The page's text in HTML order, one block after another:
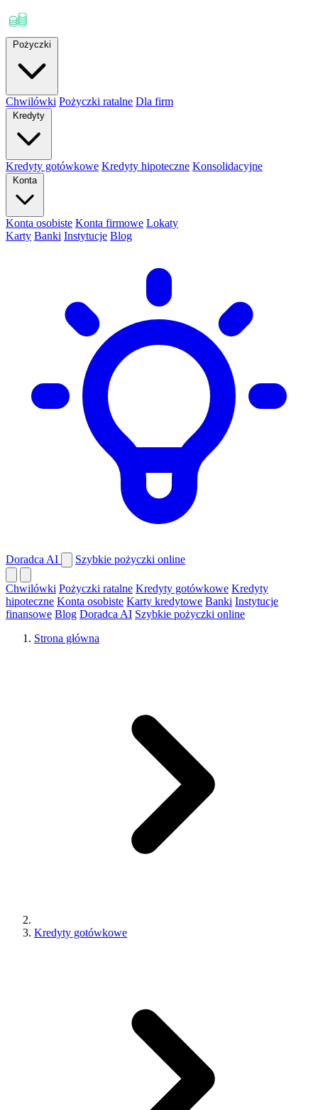
Pożyczki
Chwilówki Pożyczki ratalne Dla firm
Kredyty
Kredyty gotówkowe Kredyty hipoteczne Konsolidacyjne
Konta
Konta osobiste Konta firmowe Lokaty
Karty Banki Instytucje Blog
Doradca AI Szybkie pożyczki online
Chwilówki Pożyczki ratalne Kredyty gotówkowe Kredyty
hipoteczne Konta osobiste Karty kredytowe Banki Instytucje
finansowe Blog Doradca AI Szybkie pożyczki online
Strona główna
Kredyty gotówkowe